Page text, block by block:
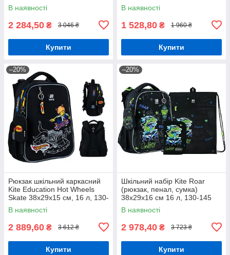
В наявності
2 284,50 ₴ 3 046 ₴
Купити
В наявності
1 528,80 ₴ 1 960 ₴
Купити
–20%
Рюкзак шкільний каркасний
Kite Education Hot Wheels
Skate 38x29x15 см, 16 л, 130-
145 см, чорний
В наявності
2 889,60 ₴ 3 612 ₴
Купити
–20%
Шкільний набір Kite Roar
(рюкзак, пенал, сумка)
38x29x16 см 16 л, 130-145
см, SET_K24-531M-5
В наявності
2 978,40 ₴ 3 723 ₴
Купити